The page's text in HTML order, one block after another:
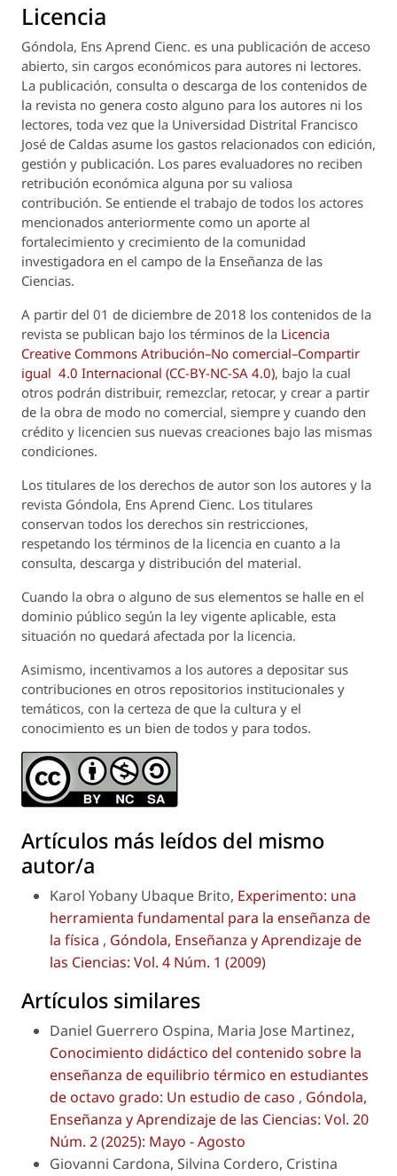
Licencia
Góndola, Ens Aprend Cienc. es una publicación de acceso
abierto, sin cargos económicos para autores ni lectores.
La publicación, consulta o descarga de los contenidos de
la revista no genera costo alguno para los autores ni los
lectores, toda vez que la Universidad Distrital Francisco
José de Caldas asume los gastos relacionados con edición,
gestión y publicación. Los pares evaluadores no reciben
retribución económica alguna por su valiosa
contribución. Se entiende el trabajo de todos los actores
mencionados anteriormente como un aporte al
fortalecimiento y crecimiento de la comunidad
investigadora en el campo de la Enseñanza de las
Ciencias.
A partir del 01 de diciembre de 2018 los contenidos de la
revista se publican bajo los términos de la Licencia
Creative Commons Atribución–No comercial–Compartir
igual 4.0 Internacional (CC-BY-NC-SA 4.0), bajo la cual
otros podrán distribuir, remezclar, retocar, y crear a partir
de la obra de modo no comercial, siempre y cuando den
crédito y licencien sus nuevas creaciones bajo las mismas
condiciones.
Los titulares de los derechos de autor son los autores y la
revista Góndola, Ens Aprend Cienc. Los titulares
conservan todos los derechos sin restricciones,
respetando los términos de la licencia en cuanto a la
consulta, descarga y distribución del material.
Cuando la obra o alguno de sus elementos se halle en el
dominio público según la ley vigente aplicable, esta
situación no quedará afectada por la licencia.
Asimismo, incentivamos a los autores a depositar sus
contribuciones en otros repositorios institucionales y
temáticos, con la certeza de que la cultura y el
conocimiento es un bien de todos y para todos.
Artículos más leídos del mismo
autor/a
Karol Yobany Ubaque Brito, Experimento: una
herramienta fundamental para la enseñanza de
la física , Góndola, Enseñanza y Aprendizaje de
las Ciencias: Vol. 4 Núm. 1 (2009)
Artículos similares
Daniel Guerrero Ospina, Maria Jose Martinez,
Conocimiento didáctico del contenido sobre la
enseñanza de equilibrio térmico en estudiantes
de octavo grado: Un estudio de caso , Góndola,
Enseñanza y Aprendizaje de las Ciencias: Vol. 20
Núm. 2 (2025): Mayo - Agosto
Giovanni Cardona, Silvina Cordero, Cristina